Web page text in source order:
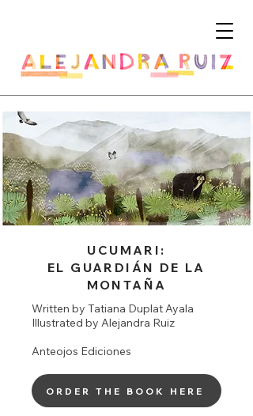
UCUMARI:
EL GUARDIÁN DE LA
MONTAÑA
Written by Tatiana Duplat Ayala
Illustrated by Alejandra Ruiz
Anteojos Ediciones
ORDER THE BOOK HERE